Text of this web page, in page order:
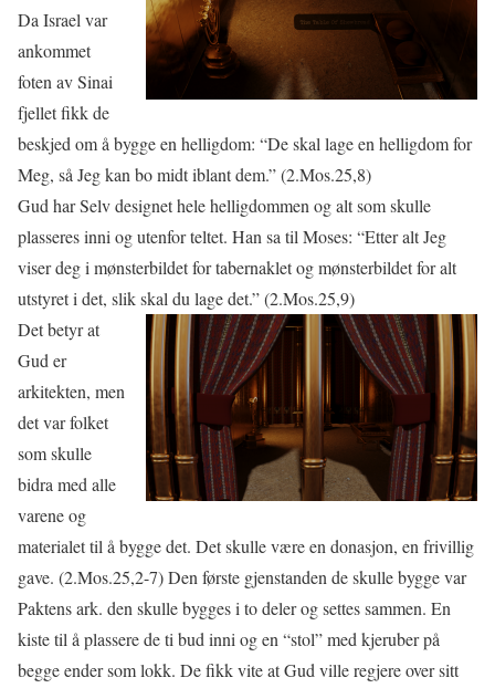
Da Israel var
ankommet
foten av Sinai
fjellet fikk de
beskjed om å bygge en helligdom: “De skal lage en helligdom for
Meg, så Jeg kan bo midt iblant dem.” (2.Mos.25,8)
Gud har Selv designet hele helligdommen og alt som skulle
plasseres inni og utenfor teltet. Han sa til Moses: “Etter alt Jeg
viser deg i mønsterbildet for tabernaklet og mønsterbildet for alt
utstyret i det, slik skal du lage det.” (2.Mos.25,9)
Det betyr at
Gud er
arkitekten, men
det var folket
som skulle
bidra med alle
varene og
materialet til å bygge det. Det skulle være en donasjon, en frivillig
gave. (2.Mos.25,2-7) Den første gjenstanden de skulle bygge var
Paktens ark. den skulle bygges i to deler og settes sammen. En
kiste til å plassere de ti bud inni og en “stol” med kjeruber på
begge ender som lokk. De fikk vite at Gud ville regjere over sitt